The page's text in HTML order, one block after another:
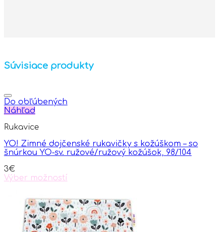
Súvisiace produkty
Do obľúbených
Náhľad
Rukavice
YO! Zimné dojčenské rukavičky s kožúškom – so
šnúrkou YO-sv. ružové/ružový kožúšok, 98/104
3€
Výber možností
multiple
variants.